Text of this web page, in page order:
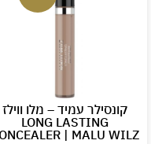
קונסילר עמיד – מלו ווילז
LONG LASTING
| MALU WILZ